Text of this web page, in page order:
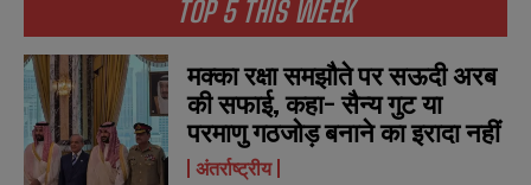
N
a
e
*
m
a
N
a
e
*
m
a
TOP 5 THIS WEEK
मक्का रक्षा समझौते पर सऊदी अरब
की सफाई, कहा- सैन्य गुट या
परमाणु गठजोड़ बनाने का इरादा नहीं
अंतर्राष्ट्रीय